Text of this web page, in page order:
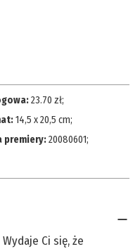
23.70 zł;
14,5 x 20,5 cm;
premiery:20080601;
Ci się, że